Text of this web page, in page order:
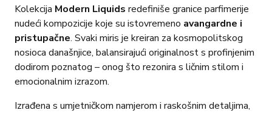
Kolekcija Modern Liquids redefiniše granice parfimerije
nudeći kompozicije koje su istovremeno avangardne i
pristupačne. Svaki miris je kreiran za kosmopolitskog
nosioca današnjice, balansirajući originalnost s profinjenim
dodirom poznatog – onog što rezonira s ličnim stilom i
emocionalnim izrazom.
Izrađena s umjetničkom namjerom i raskošnim detaljima,